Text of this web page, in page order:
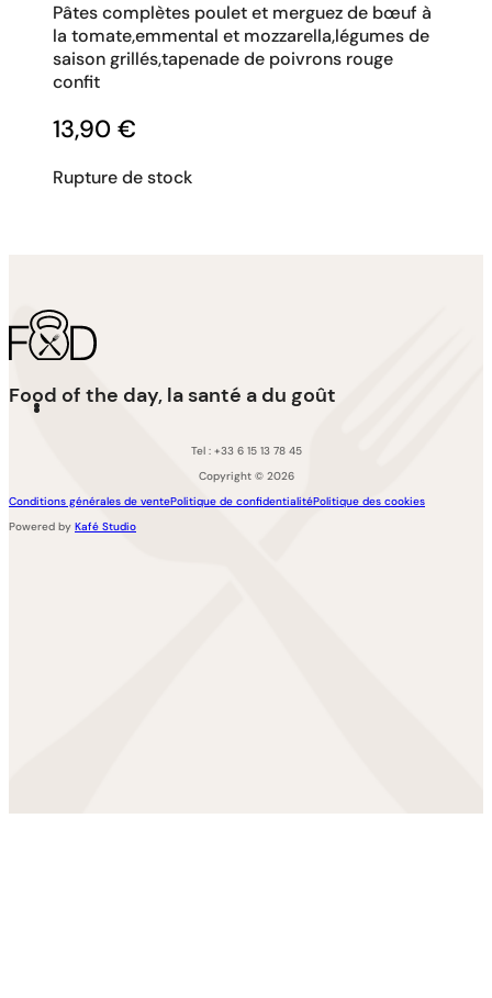
Pâtes complètes poulet et merguez de bœuf à
la tomate,emmental et mozzarella,légumes de
saison grillés,tapenade de poivrons rouge
confit
13,90 €
Rupture de stock
Food of the day, la santé a du goût
Tel : +33 6 15 13 78 45
Copyright © 2026
Conditions générales de ventePolitique de confidentialitéPolitique des cookies
Powered by Kafé Studio